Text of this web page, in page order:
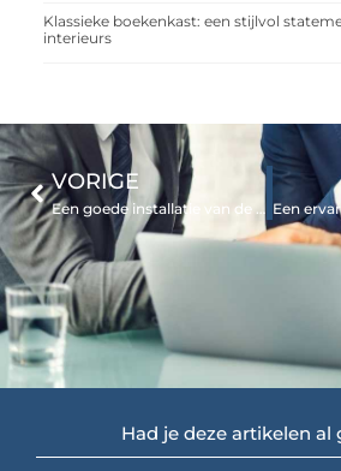
Klassieke boekenkast: een stijlvol
interieurs
Had je deze artikelen al
VORIGE
Een goede installatie van de condensor van uw airco door specialisten uit Noord-Brabant